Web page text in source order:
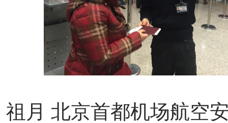
祖月 北京首都机场航空